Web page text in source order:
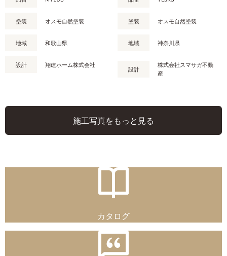
塗装 オスモ自然塗装
地域 和歌山県
設計 翔建ホーム株式会社
塗装 オスモ自然塗装
地域 神奈川県
設計
株式会社スマサガ不動
産
施工写真をもっと見る
カタログ